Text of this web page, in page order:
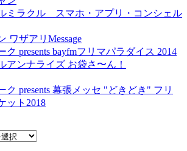
ミラクル スマホ・アプリ・コンシェル
ワザアリMessage
ク presents bayfmフリマパラダイス 2014
アンナライズ お袋さ〜ん！
ク presents 幕張メッセ "どきどき" フリ
ット2018